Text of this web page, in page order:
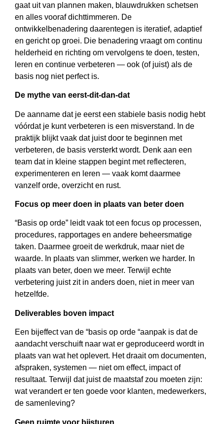
gaat uit van plannen maken, blauwdrukken schetsen
en alles vooraf dichttimmeren. De
ontwikkelbenadering daarentegen is iteratief, adaptief
en gericht op groei. Die benadering vraagt om continu
helderheid en richting om vervolgens te doen, testen,
leren en continue verbeteren — ook (of juist) als de
basis nog niet perfect is.
De mythe van eerst-dit-dan-dat
De aanname dat je eerst een stabiele basis nodig hebt
vóórdat je kunt verbeteren is een misverstand. In de
praktijk blijkt vaak dat juist door te beginnen met
verbeteren, de basis versterkt wordt. Denk aan een
team dat in kleine stappen begint met reflecteren,
experimenteren en leren — vaak komt daarmee
vanzelf orde, overzicht en rust.
Focus op meer doen in plaats van beter doen
“Basis op orde” leidt vaak tot een focus op processen,
procedures, rapportages en andere beheersmatige
taken. Daarmee groeit de werkdruk, maar niet de
waarde. In plaats van slimmer, werken we harder. In
plaats van beter, doen we meer. Terwijl echte
verbetering juist zit in anders doen, niet in meer van
hetzelfde.
Deliverables boven impact
Een bijeffect van de “basis op orde “aanpak is dat de
aandacht verschuift naar wat er geproduceerd wordt in
plaats van wat het oplevert. Het draait om documenten,
afspraken, systemen — niet om effect, impact of
resultaat. Terwijl dat juist de maatstaf zou moeten zijn:
wat verandert er ten goede voor klanten, medewerkers,
de samenleving?
Geen ruimte voor bijsturen